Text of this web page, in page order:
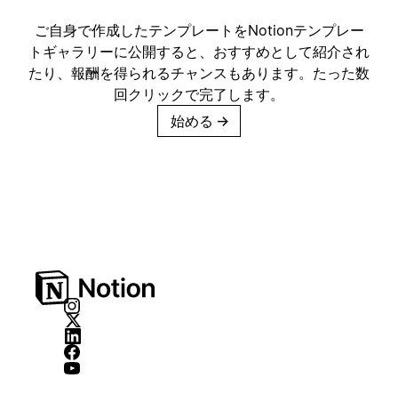
ご自身で作成したテンプレートをNotionテンプレー
トギャラリーに公開すると、おすすめとして紹介され
たり、報酬を得られるチャンスもあります。たった数
回クリックで完了します。
始める →